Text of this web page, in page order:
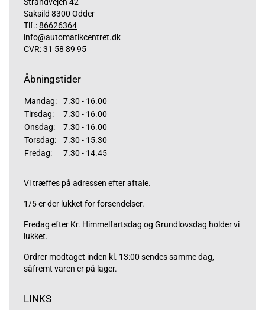
Saksild 8300 Odder
Tlf.:86626364
info@automatikcentret.dk
CVR: 31 58 89 95
Åbningstider
Mandag:
7.30 - 16.00
Tirsdag:
7.30 - 16.00
Onsdag:
7.30 - 16.00
Torsdag:
7.30 - 15.30
Fredag:
7.30 - 14.45
Vi træffes på adressen efter aftale.
1/5 er der lukket for forsendelser.
Fredag efter Kr. Himmelfartsdag og Grundlovsdag holder vi
lukket.
Ordrer modtaget inden kl. 13:00 sendes samme dag,
såfremt varen er på lager.
LINKS